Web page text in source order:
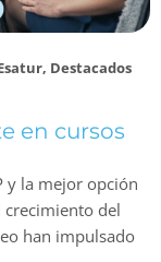
, Destacados
en cursos
y la mejor opción
crecimiento del
han impulsado